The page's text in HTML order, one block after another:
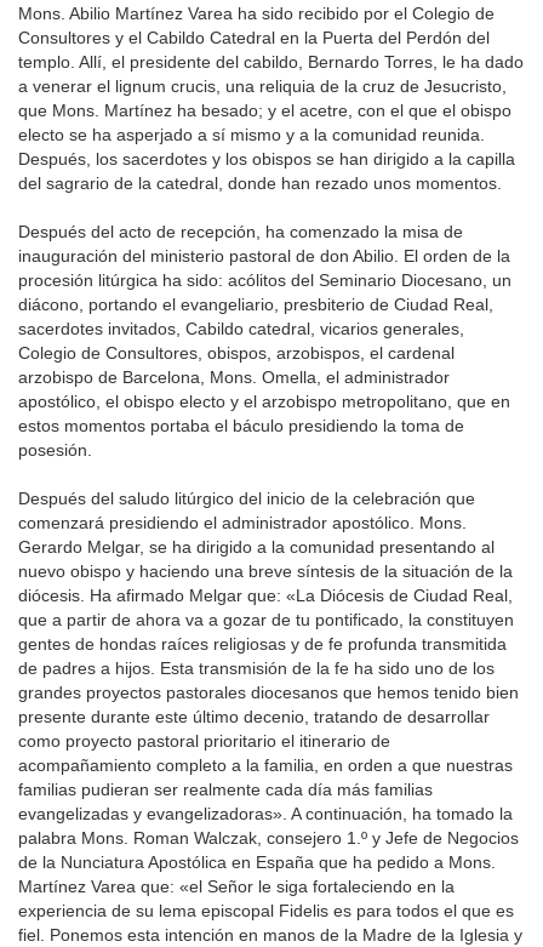
Mons. Abilio Martínez Varea ha sido recibido por el Colegio de
Consultores y el Cabildo Catedral en la Puerta del Perdón del
templo. Allí, el presidente del cabildo, Bernardo Torres, le ha dado
a venerar el lignum crucis, una reliquia de la cruz de Jesucristo,
que Mons. Martínez ha besado; y el acetre, con el que el obispo
electo se ha asperjado a sí mismo y a la comunidad reunida.
Después, los sacerdotes y los obispos se han dirigido a la capilla
del sagrario de la catedral, donde han rezado unos momentos.
Después del acto de recepción, ha comenzado la misa de
inauguración del ministerio pastoral de don Abilio. El orden de la
procesión litúrgica ha sido: acólitos del Seminario Diocesano, un
diácono, portando el evangeliario, presbiterio de Ciudad Real,
sacerdotes invitados, Cabildo catedral, vicarios generales,
Colegio de Consul­tores, obispos, arzobispos, el cardenal
arzobispo de Barcelona, Mons. Omella, el administrador
apostólico, el obispo electo y el arzobispo metropoli­tano, que en
estos momentos portaba el báculo presidiendo la toma de
posesión.
Después del saludo litúrgico del inicio de la celebración que
comenzará presidiendo el administrador apostólico. Mons.
Gerardo Melgar, se ha dirigido a la comunidad presentando al
nuevo obispo y haciendo una breve síntesis de la situación de la
diócesis. Ha afirmado Melgar que: «La Diócesis de Ciudad Real,
que a partir de ahora va a gozar de tu pontificado, la constituyen
gentes de hondas raíces religiosas y de fe profunda transmitida
de padres a hijos. Esta transmisión de la fe ha sido uno de los
grandes proyectos pastorales diocesanos que hemos tenido bien
presente durante este último decenio, tratando de desarrollar
como proyecto pastoral prioritario el itinerario de
acompañamiento completo a la familia, en orden a que nuestras
familias pudieran ser realmente cada día más familias
evangelizadas y evangelizadoras». A continuación, ha tomado la
palabra Mons. Roman Walczak, consejero 1.º y Jefe de Negocios
de la Nunciatura Apostólica en España que ha pedido a Mons.
Martínez Varea que: «el Señor le siga fortaleciendo en la
experiencia de su lema episcopal Fidelis es para todos el que es
fiel. Ponemos esta intención en manos de la Madre de la Iglesia y